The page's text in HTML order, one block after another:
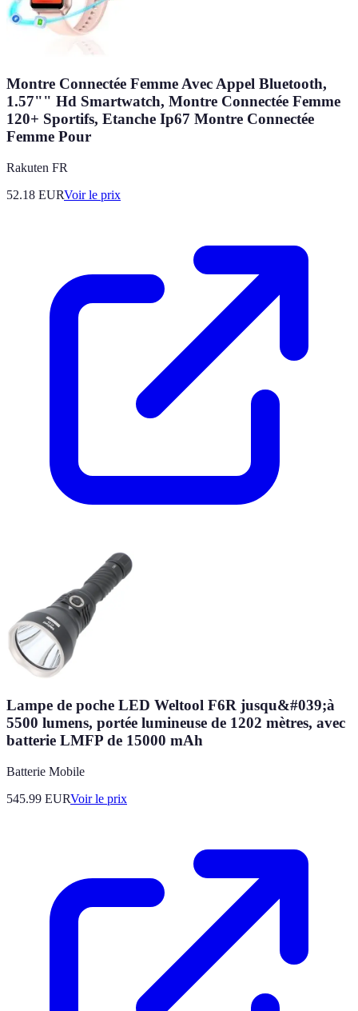
Montre Connectée Femme Avec Appel Bluetooth,
1.57"" Hd Smartwatch, Montre Connectée Femme
120+ Sportifs, Etanche Ip67 Montre Connectée
Femme Pour
Rakuten FR
52.18 EURVoir le prix
Lampe de poche LED Weltool F6R jusqu&#039;à
5500 lumens, portée lumineuse de 1202 mètres, avec
batterie LMFP de 15000 mAh
Batterie Mobile
545.99 EURVoir le prix